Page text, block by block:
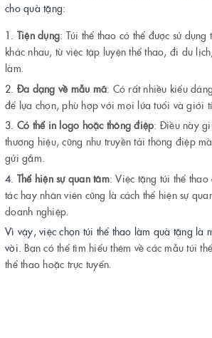
cho quà tặng:
Tiện dụng: Túi thể thao có thể được sử
khác nhau, từ việc tập luyện thể thao, đi du
làm.
Đa dạng về mẫu mã: Có rất nhiều kiểu
để lựa chọn, phù hợp với mọi lứa tuổi và giới
Có thể in logo hoặc thông điệp: Điều này
thương hiệu, cũng như truyền tải thông điệp
gửi gắm.
Thể hiện sự quan tâm: Việc tặng túi thể
tác hay nhân viên cũng là cách thể hiện sự
doanh nghiệp
Vì vậy, việc chọn túi thể thao làm quà tặng là
vời. Bạn có thể tìm hiểu thêm về các mẫu túi
thể thao hoặc trực tuyến.